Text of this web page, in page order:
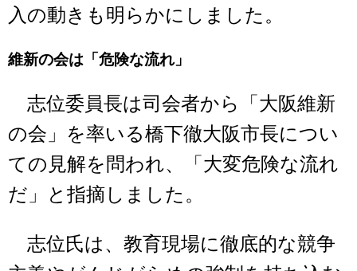
入の動きも明らかにしました。
維新の会は「危険な流れ」
志位委員長は司会者から「大阪維新
の会」を率いる橋下徹大阪市長につい
ての見解を問われ、「大変危険な流れ
だ」と指摘しました。
志位氏は、教育現場に徹底的な競争